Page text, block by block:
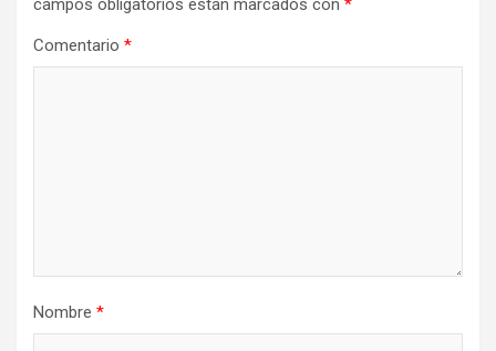
campos obligatorios están marcados con *
Comentario *
Nombre *